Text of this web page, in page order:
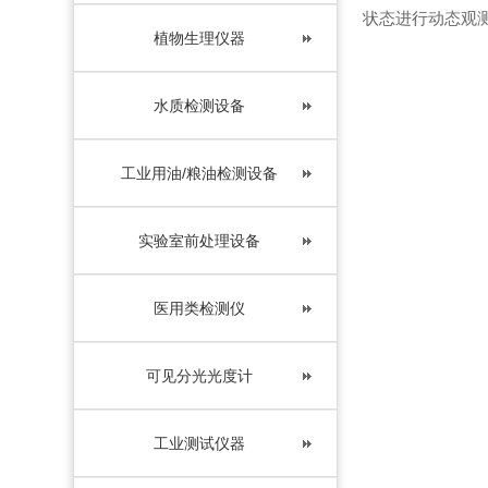
植物生理仪器
水质检测设备
工业用油/粮油检测设备
实验室前处理设备
医用类检测仪
可见分光光度计
工业测试仪器
状态进行动态观